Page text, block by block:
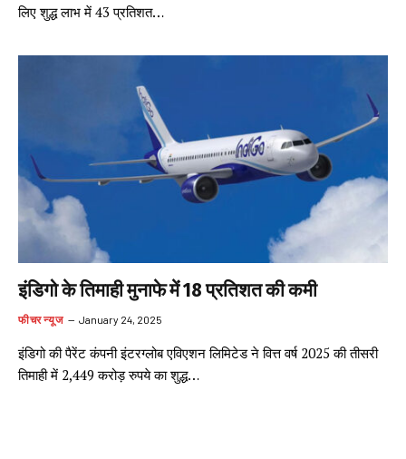
लिए शुद्ध लाभ में 43 प्रतिशत…
इंडिगो के तिमाही मुनाफे में 18 प्रतिशत की कमी
फीचर न्यूज January 24, 2025
इंडिगो की पैरेंट कंपनी इंटरग्लोब एविएशन लिमिटेड ने वित्त वर्ष 2025 की तीसरी
तिमाही में 2,449 करोड़ रुपये का शुद्ध…